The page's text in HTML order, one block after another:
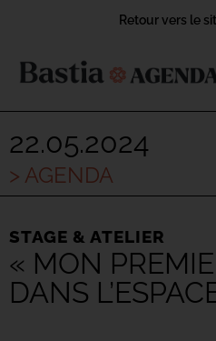
Retour vers le
22.05.2024
> AGENDA
STAGE & ATELIER
« MON
DANS